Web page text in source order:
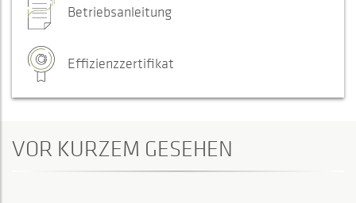
Betriebsanleitung
Effizienzzertifikat
VOR KURZEM GESEHEN